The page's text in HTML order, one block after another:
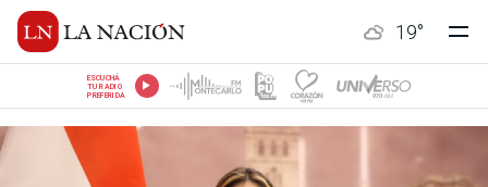
19°
ESCUCHÁ
TU RADIO
PREFERIDA